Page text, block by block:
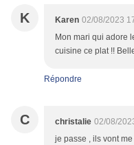
K Karen 02/08/2023
Mon mari qui adore
cuisine ce plat !!
Répondre
C christalie 02/08/
je passe , ils vont